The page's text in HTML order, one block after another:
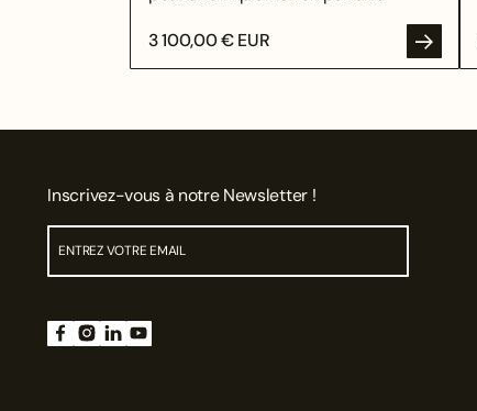
3 100,00 € EUR
Inscrivez-vous à notre Newsletter !